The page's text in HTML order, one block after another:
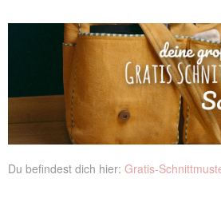
Du befindest dich hier: Gratis-